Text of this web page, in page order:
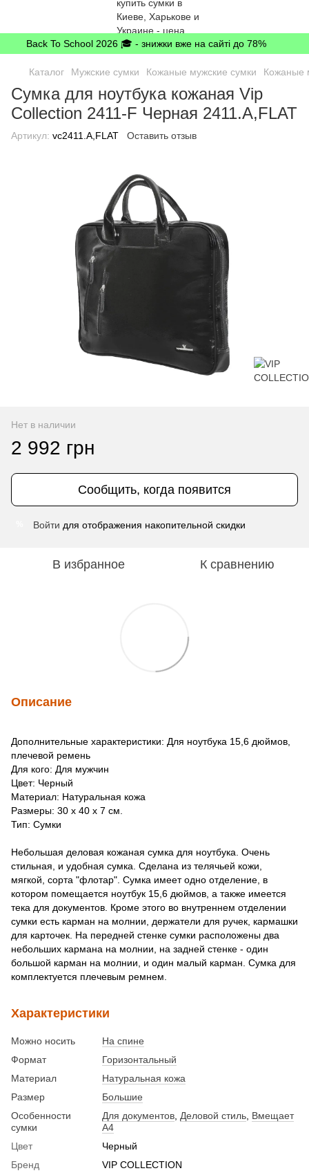
Back To School 2026 🎓 - знижки вже на сайті до 78%
Каталог Мужские сумки Кожаные мужские сумки Кожаные
Сумка для ноутбука кожаная Vip
Collection 2411-F Черная 2411.A,FLAT
Артикул: vc2411.A,FLAT Оставить отзыв
Нет в наличии
2 992 грн
Сообщить, когда появится
Войти для отображения накопительной скидки
В избранное К сравнению
Описание
Дополнительные характеристики: Для ноутбука 15,6 дюймов,
плечевой ремень
Для кого: Для мужчин
Цвет: Черный
Материал: Натуральная кожа
Размеры: 30 х 40 х 7 см.
Тип: Сумки
Небольшая деловая кожаная сумка для ноутбука. Очень
стильная, и удобная сумка. Сделана из телячьей кожи,
мягкой, сорта "флотар". Сумка имеет одно отделение, в
котором помещается ноутбук 15,6 дюймов, а также имеется
тека для документов. Кроме этого во внутреннем отделении
сумки есть карман на молнии, держатели для ручек, кармашки
для карточек. На передней стенке сумки расположены два
небольших кармана на молнии, на задней стенке - один
большой карман на молнии, и один малый карман. Сумка для
комплектуется плечевым ремнем.
Характеристики
Можно носить
На спине
Формат
Горизонтальный
Материал
Натуральная кожа
Размер
Большие
Особенности
сумки
Для документов Деловой стиль Вмещает
А4
Цвет
Черный
Бренд
VIP COLLECTION